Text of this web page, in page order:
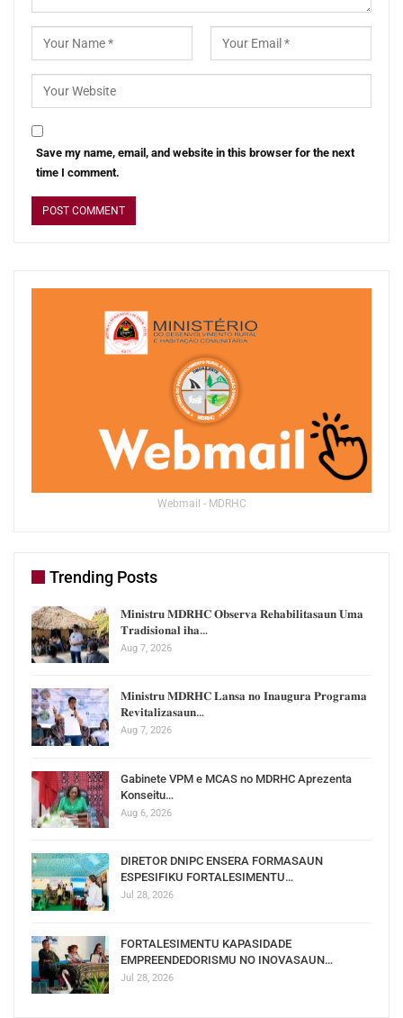
Save my name, email, and website in this browser for the next
time I comment.
Webmail - MDRHC
Trending Posts
𝐌𝐢𝐧𝐢𝐬𝐭𝐫𝐮 𝐌𝐃𝐑𝐇𝐂 𝐎𝐛𝐬𝐞𝐫𝐯𝐚 𝐑𝐞𝐡𝐚𝐛𝐢𝐥𝐢𝐭𝐚𝐬𝐚𝐮𝐧 𝐔𝐦𝐚
𝐓𝐫𝐚𝐝𝐢𝐬𝐢𝐨𝐧𝐚𝐥 𝐢𝐡𝐚…
Aug 7, 2026
𝐌𝐢𝐧𝐢𝐬𝐭𝐫𝐮 𝐌𝐃𝐑𝐇𝐂 𝐋𝐚𝐧𝐬𝐚 𝐧𝐨 𝐈𝐧𝐚𝐮𝐠𝐮𝐫𝐚 𝐏𝐫𝐨𝐠𝐫𝐚𝐦𝐚
𝐑𝐞𝐯𝐢𝐭𝐚𝐥𝐢𝐳𝐚𝐬𝐚𝐮𝐧…
Aug 7, 2026
Gabinete VPM e MCAS no MDRHC Aprezenta
Konseitu…
Aug 6, 2026
DIRETOR DNIPC ENSERA FORMASAUN
ESPESIFIKU FORTALESIMENTU…
Jul 28, 2026
FORTALESIMENTU KAPASIDADE
EMPREENDEDORISMU NO INOVASAUN…
Jul 28, 2026